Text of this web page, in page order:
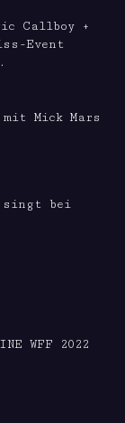
Callboy +
Event
mit Mick Mars
singt bei
WFF 2022